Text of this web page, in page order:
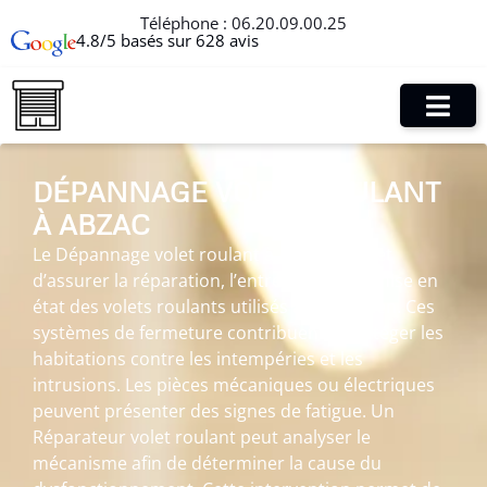
Téléphone : 06.20.09.00.25
4.8/5 basés sur 628 avis
DÉPANNAGE VOLET ROULANT
À ABZAC
Le Dépannage volet roulant à Abzac permet
d’assurer la réparation, l’entretien et la remise en
état des volets roulants utilisés au quotidien. Ces
systèmes de fermeture contribuent à protéger les
habitations contre les intempéries et les
intrusions. Les pièces mécaniques ou électriques
peuvent présenter des signes de fatigue. Un
Réparateur volet roulant peut analyser le
mécanisme afin de déterminer la cause du